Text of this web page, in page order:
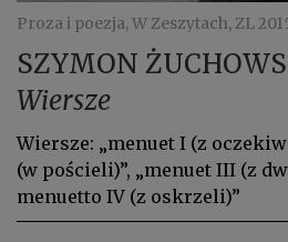
Proza i poezja, W Zeszytach, ZL
SZYMON
Wiersze
Wiersze: „menuet I (z
(w pościeli)”, „menuet III (z
menuetto IV (z oskrzeli)”